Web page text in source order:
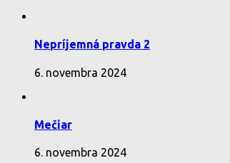
Nepríjemná pravda 2
6. novembra 2024
Mečiar
6. novembra 2024